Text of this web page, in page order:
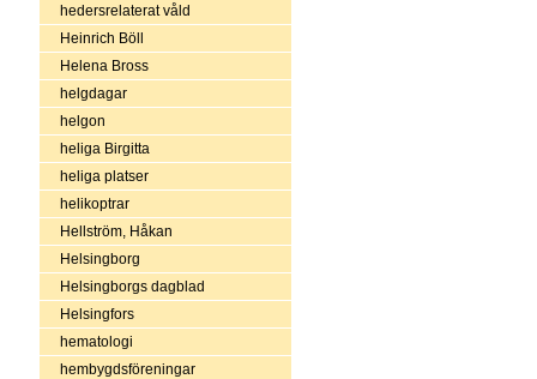
hedersrelaterat våld
Heinrich Böll
Helena Bross
helgdagar
helgon
heliga Birgitta
heliga platser
helikoptrar
Hellström, Håkan
Helsingborg
Helsingborgs dagblad
Helsingfors
hematologi
hembygdsföreningar